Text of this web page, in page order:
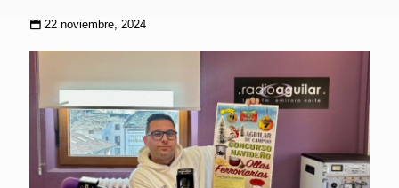
22 noviembre, 2024